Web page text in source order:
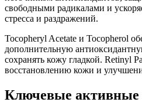
свободными радикалами и
стресса и раздражений.
Tocopheryl Acetate и Tocopherol
дополнительную
сохранять кожу гладкой. Retinyl
восстановлению кожи и
Ключевые